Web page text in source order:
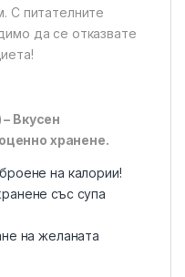
С питателните
да се отказвате
Вкусен
хранене.
на калории!
със супа
на желаната